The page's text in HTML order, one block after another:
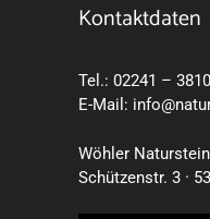
Kontaktdaten
Tel.: 02241 –
E-Mail:
Wöhler
Schützenstr. 3 ·